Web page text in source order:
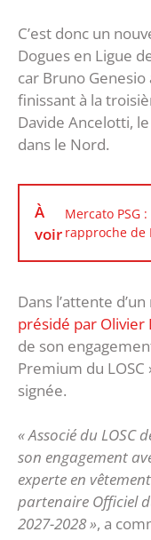
C’est donc un
Dogues en Ligue
car Bruno Genesio
finissant à la
Davide Ancelotti,
dans le Nord.
À
voir
Mercato PSG
rapproche de
Dans l’attente
présidé par Olivier
de son
Premium du
signée.
« Associé du LOSC
son engagement
experte en
partenaire Officiel
2027-2028 », a